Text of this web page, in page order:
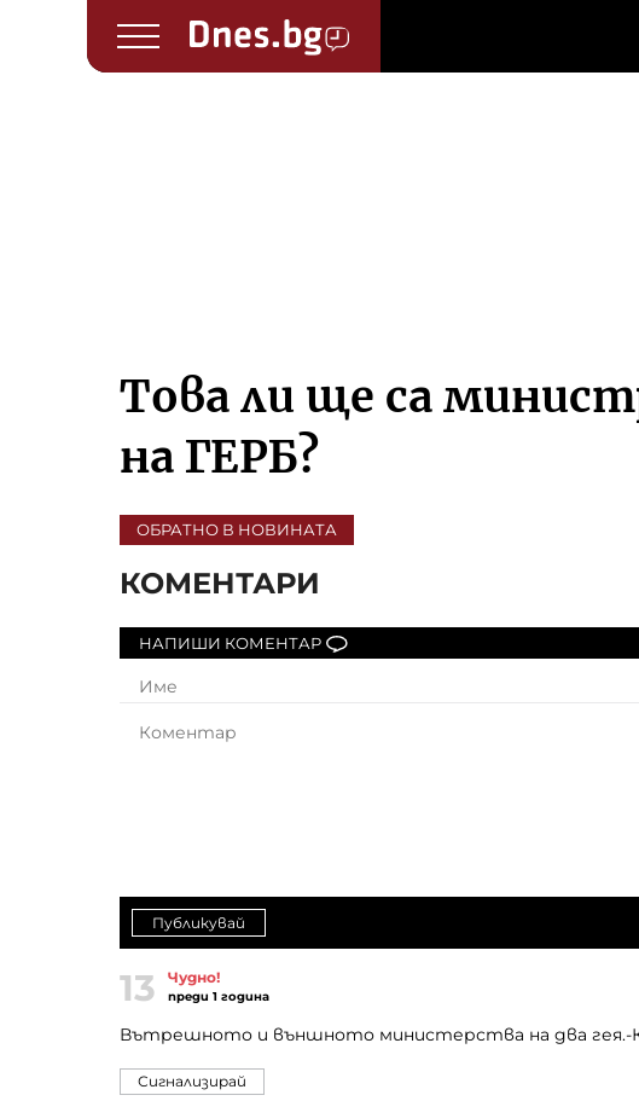
Това ли ще са
на ГЕРБ?
ОБРАТНО В НОВИНАТА
КОМЕНТАРИ
НАПИШИ КОМЕНТАР
Публикувай
13 Чудно!
преди 1 година
Вътрешното и външното министерства на два гея.-
Сигнализирай